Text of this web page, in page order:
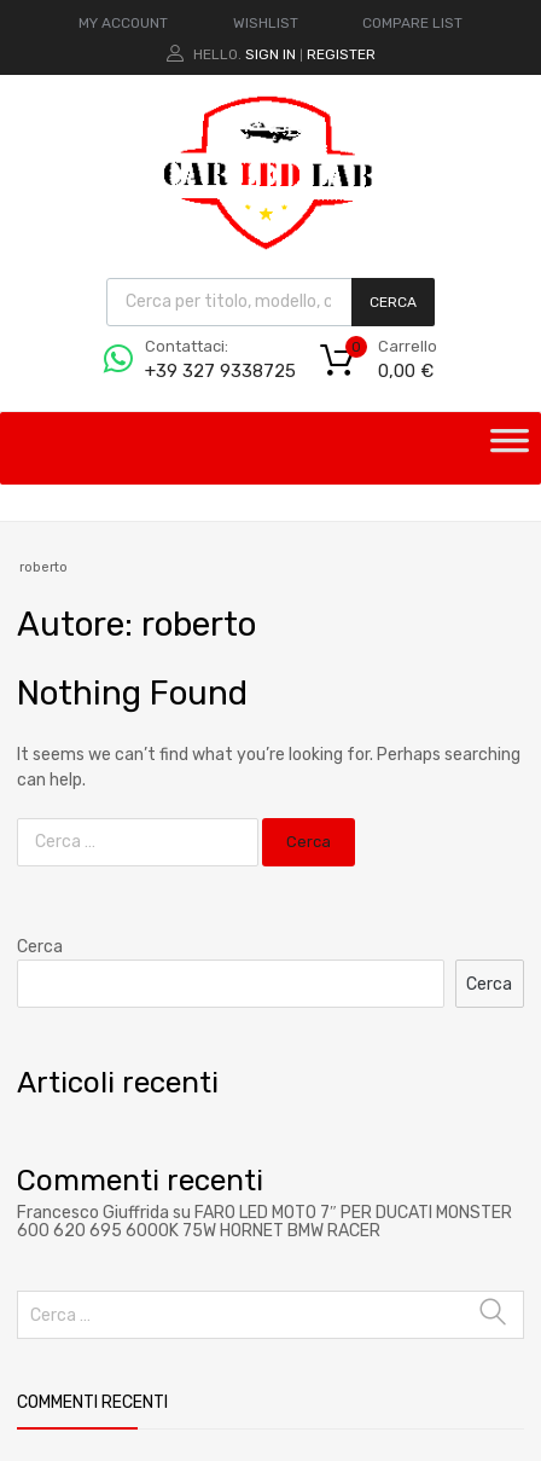
MY ACCOUNT WISHLIST
COMPARE LIST
HELLO. SIGN IN REGISTER
CERCA
Contattaci:
+39 327 9338725
Carrello
0,00 €
0
roberto
Autore: roberto
Nothing Found
It seems we can’t find what you’re looking for. Perhaps searching
can help.
Cerca
Cerca
Articoli recenti
Commenti recenti
Francesco Giuffrida su FARO LED MOTO 7″ PER DUCATI MONSTER
600 620 695 6000K 75W HORNET BMW RACER
COMMENTI RECENTI